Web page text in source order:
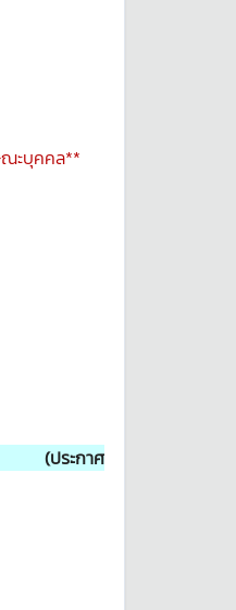
ณะบุคคล**
ศษ (ประกาศ